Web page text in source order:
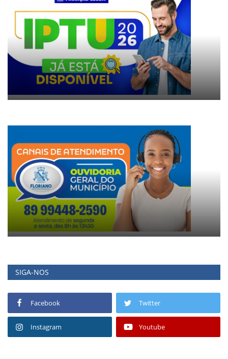
SIGA-NOS
Facebook Twitter
Instagram Youtube